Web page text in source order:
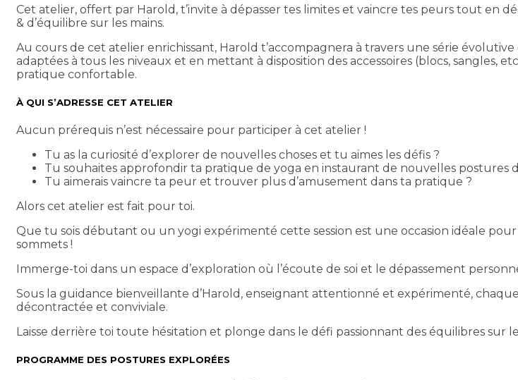
Cet atelier, offert par Harold, t’invite à dépasser tes limites et vaincre tes peurs tout en
& d’équilibre sur les mains.
Au cours de cet atelier enrichissant, Harold t’accompagnera à travers une série
adaptées à tous les niveaux et en mettant à disposition des accessoires (blocs, sangles,
pratique confortable.
À QUI S’ADRESSE CET ATELIER
Aucun prérequis n’est nécessaire pour participer à cet atelier !
Tu as la curiosité d’explorer de nouvelles choses et tu aimes les défis ?
Tu souhaites approfondir ta pratique de yoga en instaurant de nouvelles postures
Tu aimerais vaincre ta peur et trouver plus d’amusement dans ta pratique ?
Alors cet atelier est fait pour toi.
Que tu sois débutant ou un yogi expérimenté cette session est une occasion idéale
sommets !
Immerge-toi dans un espace d’exploration où l’écoute de soi et le dépassement
Sous la guidance bienveillante d’Harold, enseignant attentionné et expérimenté,
décontractée et conviviale.
Laisse derrière toi toute hésitation et plonge dans le défi passionnant des équilibres sur
PROGRAMME DES POSTURES EXPLORÉES